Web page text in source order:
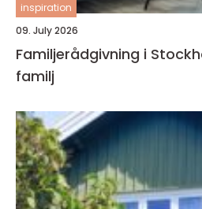
inspiration
09. July 2026
Familjerådgivning i
familj